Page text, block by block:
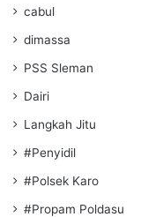
cabul
dimassa
PSS Sleman
Dairi
Langkah Jitu
#Penyidil
#Polsek Karo
#Propam Poldasu